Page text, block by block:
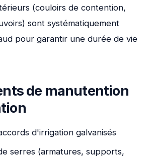
(couloirs de contention,
sont systématiquement
pour garantir une durée de vie
de manutention
d'irrigation galvanisés
serres (armatures, supports,